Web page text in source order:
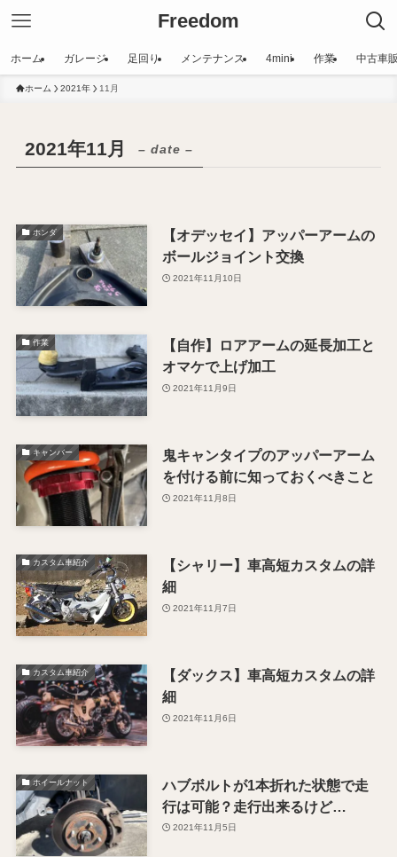
Freedom
ホーム ガレージ 足回り メンテナンス 4mini 作業 中古車
ホーム 2021年 11月
2021年11月 – date –
ホンダ
【オデッセイ】アッパーアームの
ボールジョイント交換
2021年11月10日
作業
【自作】ロアアームの延長加工と
オマケで上げ加工
2021年11月9日
キャンバー
鬼キャンタイプのアッパーアーム
を付ける前に知っておくべきこと
2021年11月8日
カスタム車紹介
【シャリー】車高短カスタムの詳
細
2021年11月7日
カスタム車紹介
【ダックス】車高短カスタムの詳
細
2021年11月6日
ホイールナット
ハブボルトが1本折れた状態で走
行は可能？走行出来るけど…
2021年11月5日